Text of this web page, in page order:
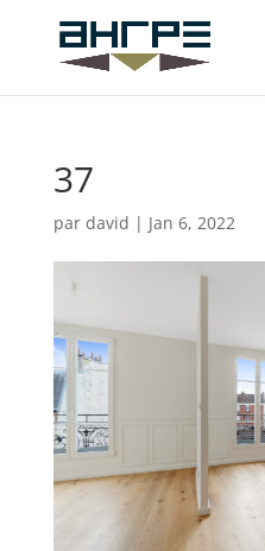
37
par david | Jan 6, 2022